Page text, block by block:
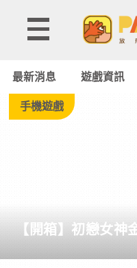
Tag:
-
遊
戲
最新消息 遊戲資訊
手機遊戲
【開箱】初戀女